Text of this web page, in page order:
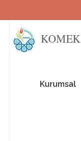
KOMEK
Kurumsal